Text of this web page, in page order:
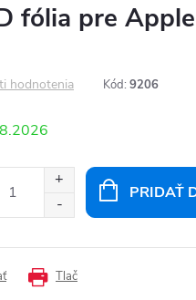
fólia pre
hodnotenia Kód: 9206
PRIDAŤ
Tlač